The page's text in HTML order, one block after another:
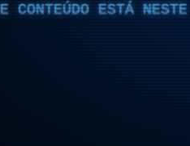
CONTEÚDO ESTÁ